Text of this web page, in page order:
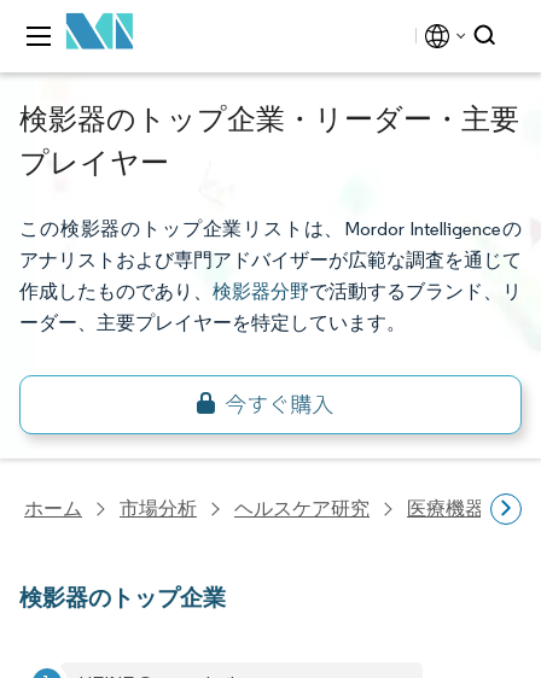
検影器のトップ企業・リーダー・主要
プレイヤー
この検影器のトップ企業リストは、Mordor Intelligenceの
アナリストおよび専門アドバイザーが広範な調査を通じて
作成したものであり、 検影器分野で活動するブランド、リ
ーダー、主要プレイヤーを特定しています。
ホーム 市場分析 ヘルスケア研究 医療機器研究
検影器のトップ企業